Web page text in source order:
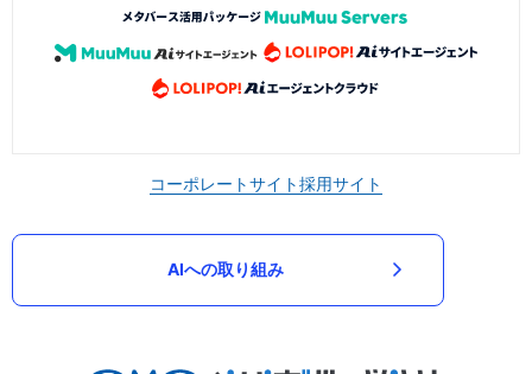
コーポレートサイト採用サイト
AIへの取り組み